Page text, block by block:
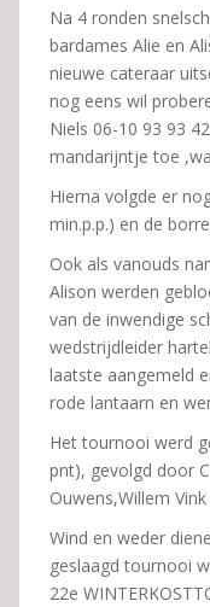
Na 4 ronden
bardames Alie en
nieuwe cateraar
nog eens wil
Niels 06-10 93 93
mandarijntje toe
Hierna volgde er
min.p.p.) en de
Ook als vanouds
Alison werden
van de inwendige
wedstrijdleider
laatste aangemeld
rode lantaarn en
Het tournooi werd
pnt), gevolgd door
Ouwens,Willem
Wind en weder
geslaagd tournooi
22e